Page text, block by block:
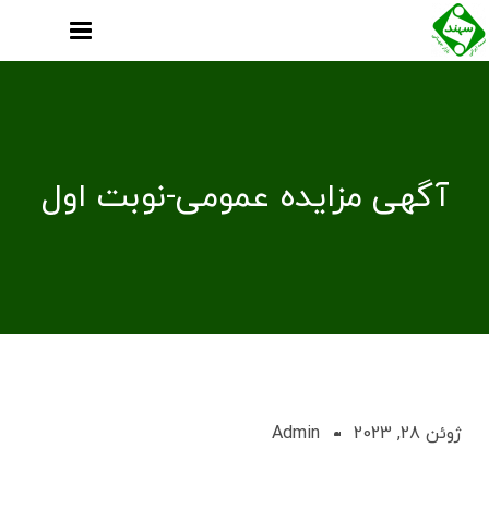
آگهی مزایده عمومی-نوبت اول
ژوئن 28, 2023 Admin